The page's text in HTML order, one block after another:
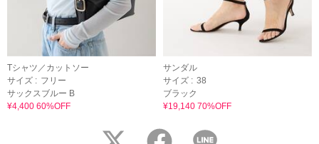
Tシャツ／カットソー
サイズ : フリー
サックスブルー B
¥4,400 60%OFF
サンダル
サイズ : 38
ブラック
¥19,140 70%OFF
twitter facebook